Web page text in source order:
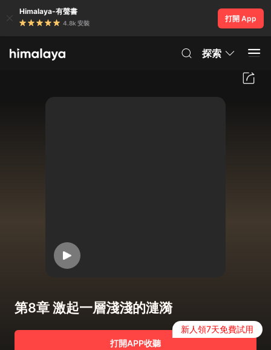
Himalaya-有聲書
4.8k 安裝
打開 App
探索
第8章 激起一層淺淺的漣漪
打開APP收聽
新人領7天免費試用